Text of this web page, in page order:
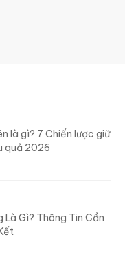
là gì? 7 Chiến lược giữ
quả 2026
Là Gì? Thông Tin Cần